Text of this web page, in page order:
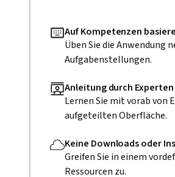
Auf Kompetenzen
Üben Sie die Anwendung
Aufgabenstellungen.
Anleitung durch Experten
Lernen Sie mit vorab von
aufgeteilten Oberfläche.
Keine Downloads oder
Greifen Sie in einem
Ressourcen zu.